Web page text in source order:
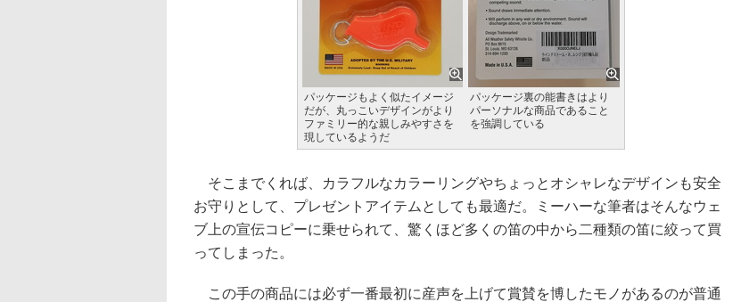
パッケージもよく似たイメージ
だが、丸っこいデザインがより
ファミリー的な親しみやすさを
現しているようだ
パッケージ裏の能書きはより
パーソナルな商品であること
を強調している
そこまでくれば、カラフルなカラーリングやちょっとオシャレなデザインも安全
お守りとして、プレゼントアイテムとしても最適だ。ミーハーな筆者はそんなウェ
ブ上の宣伝コピーに乗せられて、驚くほど多くの笛の中から二種類の笛に絞って買
ってしまった。
この手の商品には必ず一番最初に産声を上げて賞賛を博したモノがあるのが普通